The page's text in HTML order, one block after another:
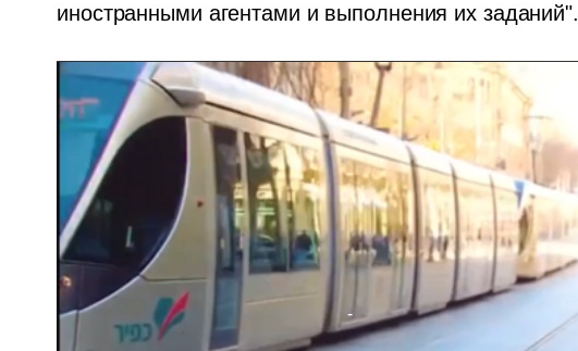
иностранными агентами и выполнения их заданий".